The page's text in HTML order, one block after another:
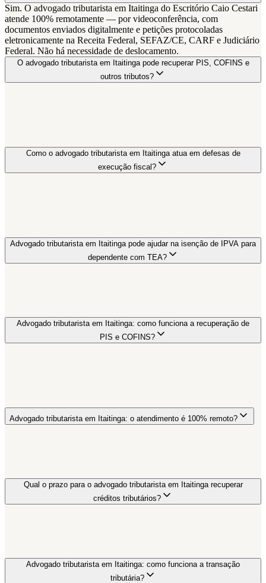
Sim. O advogado tributarista em Itaitinga do Escritório Caio Cestari
atende 100% remotamente — por videoconferência, com
documentos enviados digitalmente e petições protocoladas
eletronicamente na Receita Federal, SEFAZ/CE, CARF e Judiciário
Federal. Não há necessidade de deslocamento.
O advogado tributarista em Itaitinga pode recuperar PIS, COFINS e
outros tributos?
Como o advogado tributarista em Itaitinga atua em defesas de
execução fiscal?
Advogado tributarista em Itaitinga pode ajudar na isenção de IPVA para
dependente com TEA?
Advogado tributarista em Itaitinga: como funciona a recuperação de
PIS e COFINS?
Advogado tributarista em Itaitinga: o atendimento é 100% remoto?
Qual o prazo para o advogado tributarista em Itaitinga recuperar
créditos tributários?
Advogado tributarista em Itaitinga: como funciona a transação
tributária?